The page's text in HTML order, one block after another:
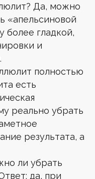
Да, можно
«апельсиновой
более гладкой,
и
полностью
есть
реально убрать
результата, а
ли убрать
да, при